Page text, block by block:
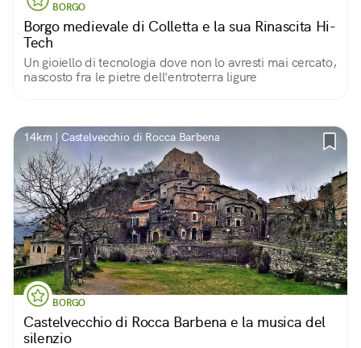
BORGO
Borgo medievale di Colletta e la sua Rinascita Hi-
Tech
Un gioiello di tecnologia dove non lo avresti mai cercato,
nascosto fra le pietre dell'entroterra ligure
14km | Castelvecchio di Rocca Barbena
BORGO
Castelvecchio di Rocca Barbena e la musica del
silenzio